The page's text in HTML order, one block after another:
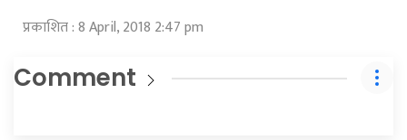
प्रकाशित : 8 April, 2018 2:47 pm
Comment